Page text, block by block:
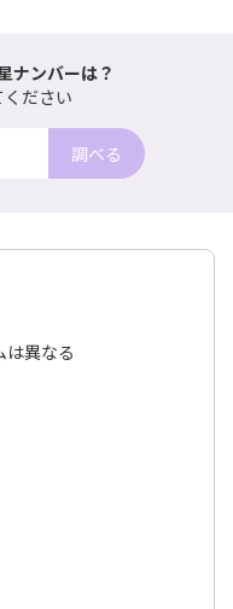
ナンバーは？
ださい
調べる
は異なる